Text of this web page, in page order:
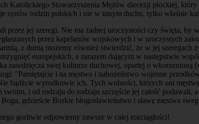
Katolickiego Stowarzyszenia Mężów diecezji płockiej,
synów rodzin polskich i nie w innym duchu, tylko właśnie
przez jej szeregi. Nie ma żadnej uroczystości czy święta,
przez kapelanów wojskowych i w uroczystych
armią, z dumą możemy również stwierdzić, że w jej
europejskich, a zarazem dającym w następstwie
zawdzięcza swej kulturze duchowej, opartej o
"Pamiętajcie i na męstwo i nabożeństwo wojenne
bądźcie wyrodkowie ich. Tych wolności, których oni
swoim, i od rodzaju do rodzaju szczęście jej całość
gdzieście Boskie błogosławieństwo i sławę męstwa
gorliwie odpowiemy zawsze w całej rozciągłości!